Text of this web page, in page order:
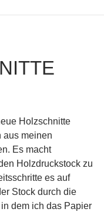
Holzschnitte
aus meinen
Es macht
Holzdruckstock zu
es auf
Stock durch die
dem ich das Papier